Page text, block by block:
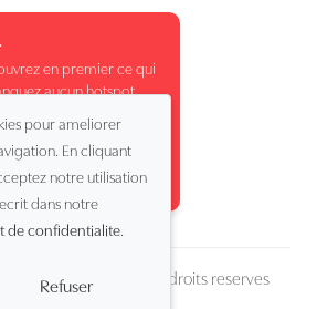
en premier ce qui
aucun hotspot,
surprenant.
Beleef Antwerpen. Tous droits reserves
pour ameliorer
En cliquant
notre utilisation
dans notre
de confidentialite.
Refuser